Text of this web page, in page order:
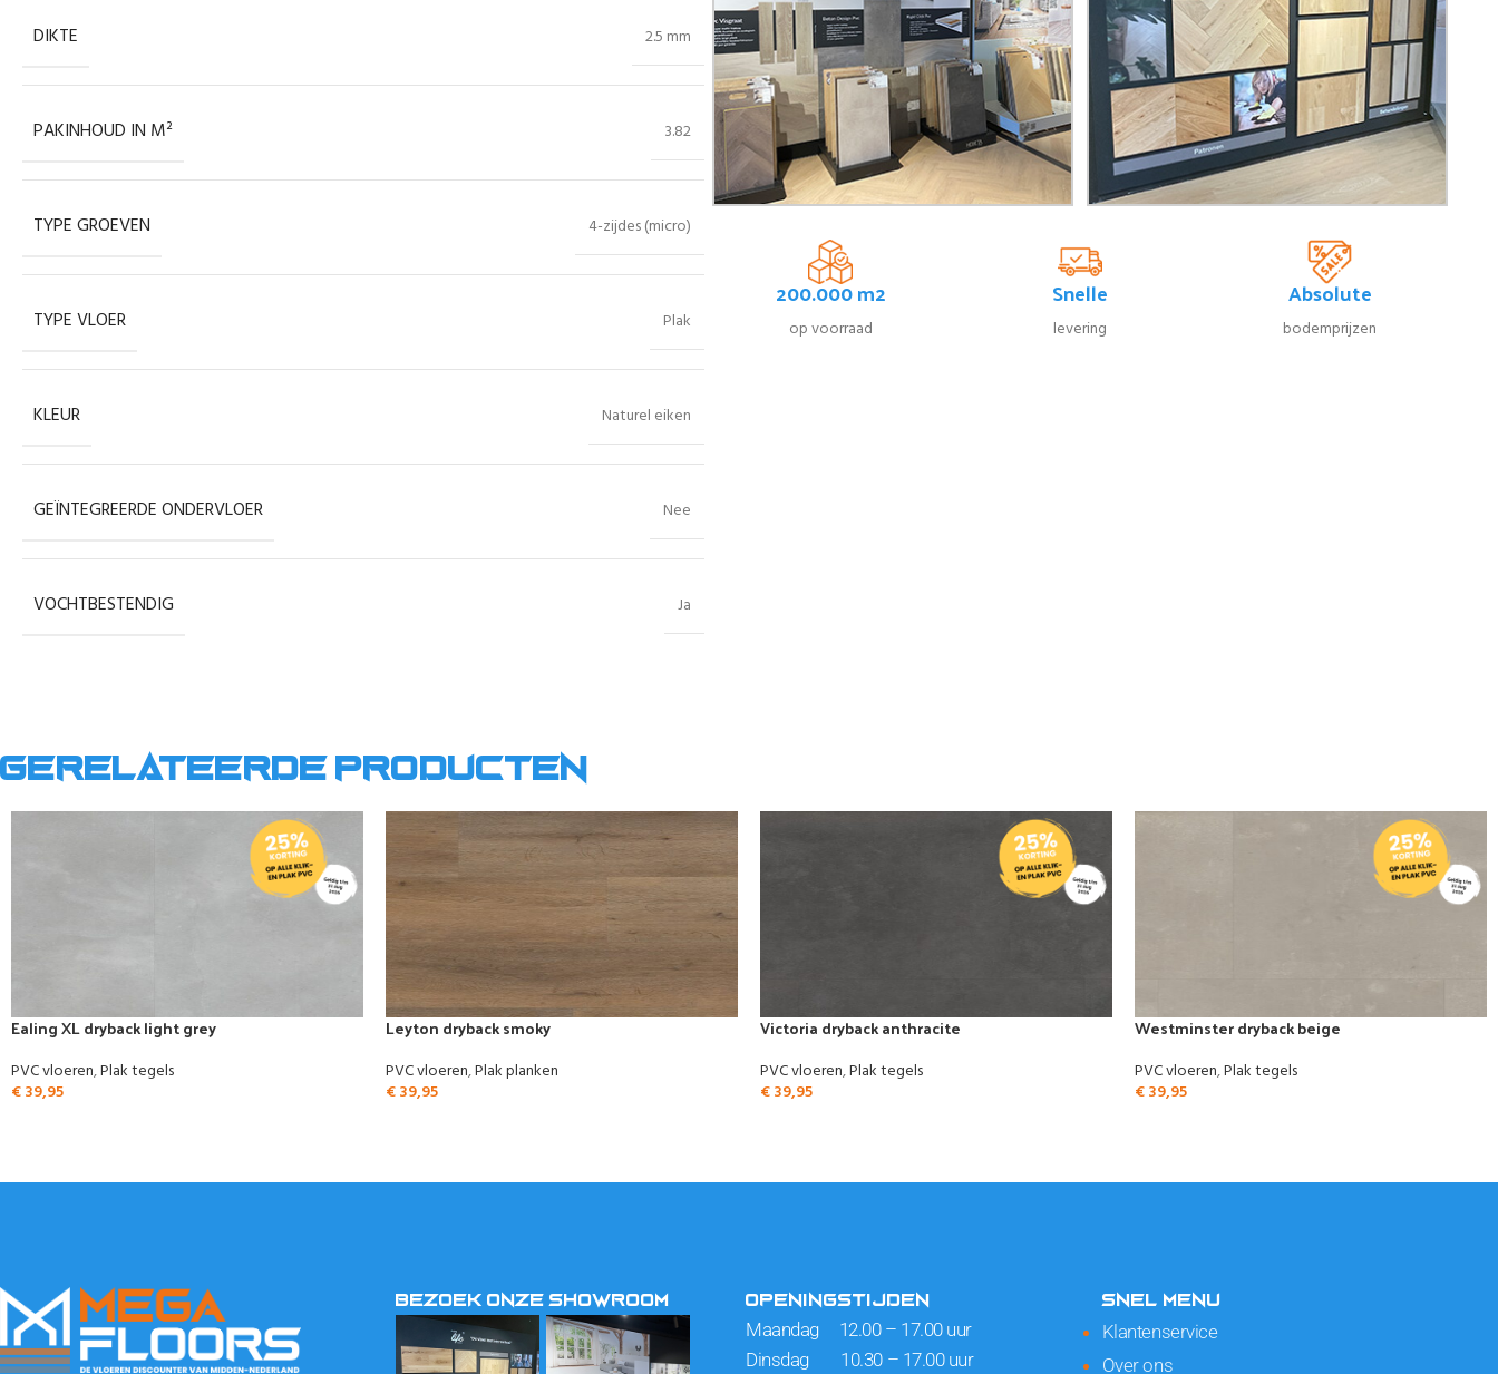
DIKTE 2.5 mm
PAKINHOUD IN M² 3.82
TYPE GROEVEN 4-zijdes (micro)
TYPE VLOER Plak
KLEUR Naturel eiken
GEÏNTEGREERDE ONDERVLOER Nee
VOCHTBESTENDIG Ja
200.000 m2
op voorraad
Snelle
levering
Absolute
bodemprijzen
Gerelateerde producten
Ealing XL dryback light grey
PVC vloeren,Plak tegels
€39,95
Leyton dryback smoky
PVC vloeren,Plak planken
€39,95
Victoria dryback anthracite
PVC vloeren,Plak tegels
€39,95
Westminster dryback beige
PVC vloeren,Plak tegels
€39,95
BEZOEK ONZE SHOWROOM OPENINGSTIJDEN
Maandag 12.00 – 17.00 uur
Dinsdag 10.30 – 17.00 uur
SNEL MENU
Klantenservice
Over ons